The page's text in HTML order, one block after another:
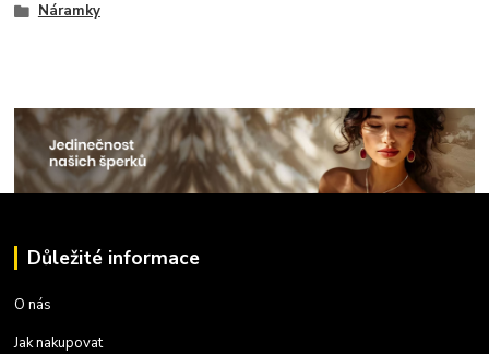
Náramky
Důležité informace
O nás
Jak nakupovat